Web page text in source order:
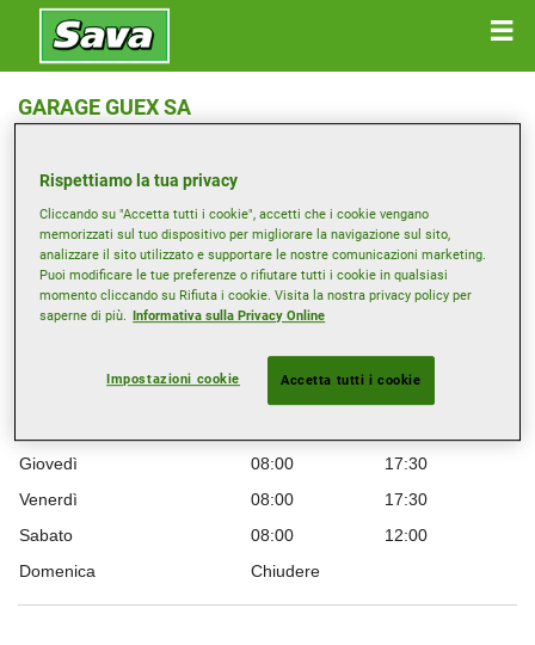
GARAGE GUEX SA
Ottieni indicazioni
Visualizza numero di telefono
Orario di apertura
08:00
17:30
Giovedì
08:00
17:30
Venerdì
08:00
17:30
Sabato
08:00
12:00
Domenica
Chiudere
Rispettiamo la tua privacy
Cliccando su "Accetta tutti i cookie", accetti che i cookie vengano
memorizzati sul tuo dispositivo per migliorare la navigazione sul sito,
analizzare il sito utilizzato e supportare le nostre comunicazioni marketing.
Puoi modificare le tue preferenze o rifiutare tutti i cookie in qualsiasi
momento cliccando su Rifiuta i cookie. Visita la nostra privacy policy per
saperne di più. Informativa sulla Privacy Online
Impostazioni cookie Accetta tutti i cookie